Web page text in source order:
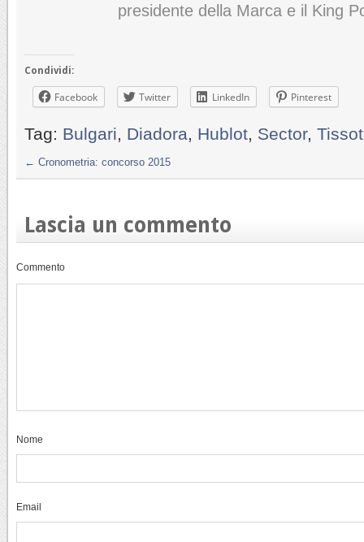
presidente della Marca e il King
Condividi:
Facebook Twitter LinkedIn Pinterest
Tag: Bulgari, Diadora, Hublot, Sector, Tissot
← Cronometria: concorso 2015
Lascia un commento
Commento
Nome
Email